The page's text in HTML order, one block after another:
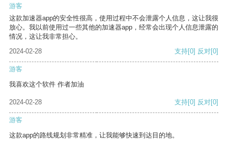
游客
这款加速器app的安全性很高，使用过程中不会泄露个人信息，这让我很
放心。我以前使用过一些其他的加速器app，经常会出现个人信息泄露的
情况，这让我非常担心。
2024-02-28
支持[0] 反对[0]
游客
我喜欢这个软件 作者加油
2024-02-28 支持[0] 反对[0]
游客
这款app的路线规划非常精准，让我能够快速到达目的地。